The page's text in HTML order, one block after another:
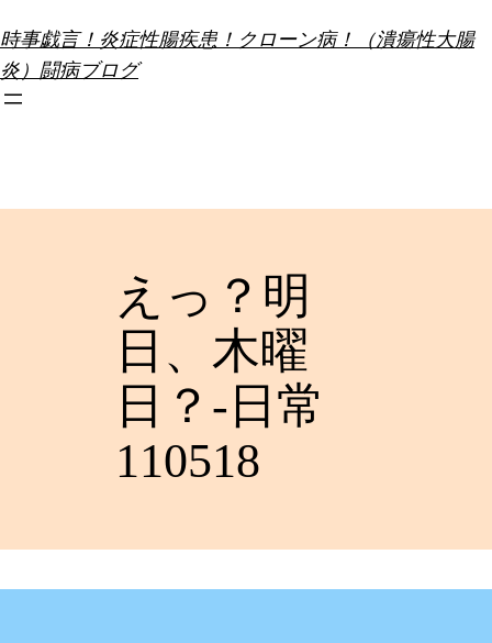
容
を
ス
時事戯言！炎症性腸疾患！クローン病！（潰瘍性大腸
炎）闘病ブログ
えっ？明
日、木曜
日？-日常
110518